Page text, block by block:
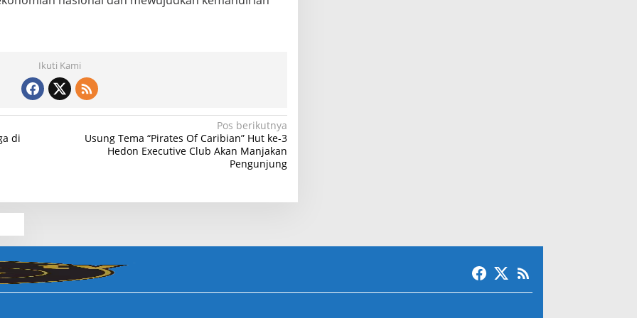
Ikuti Kami
di
Pos berikutnya
Usung Tema “Pirates Of Caribian” Hut ke-3
Hedon Executive Club Akan Manjakan
Pengunjung